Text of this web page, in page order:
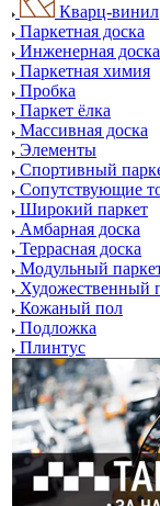
Кварц-винил
Паркетная доска
Инженерная доска
Паркетная химия
Пробка
Паркет ёлка
Массивная доска
Элементы
Спортивный
Сопутствующие
Широкий паркет
Амбарная доска
Террасная доска
Модульный
Художественный
Кожаный пол
Подложка
Плинтус